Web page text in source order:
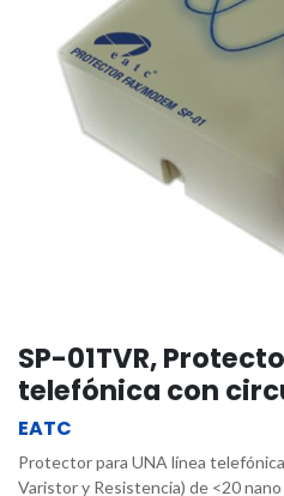
SP-01TVR,
telefónica con
EATC
Protector para UNA línea
Varistor y Resistencia) de <20